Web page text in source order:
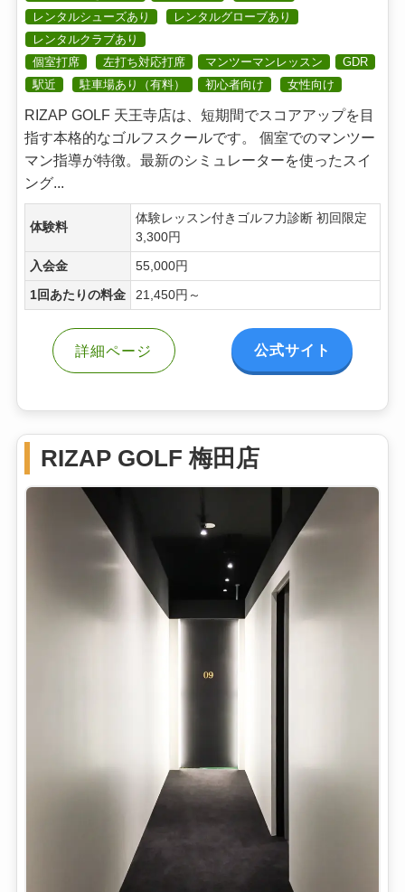
レンタルシューズあり
レンタルグローブあり
レンタルクラブあり
個室打席
左打ち対応打席 マンツーマンレッスン
GDR
駅近
駐車場あり（有料） 初心者向け 女性向け
RIZAP GOLF 天王寺店は、短期間でスコアアップを目
指す本格的なゴルフスクールです。 個室でのマンツー
マン指導が特徴。最新のシミュレーターを使ったスイ
ング...
体験料
体験レッスン付きゴルフ力診断 初回限定
3,300円
入会金 55,000円
1回あたりの料金 21,450円～
詳細ページ 公式サイト
RIZAP GOLF 梅田店